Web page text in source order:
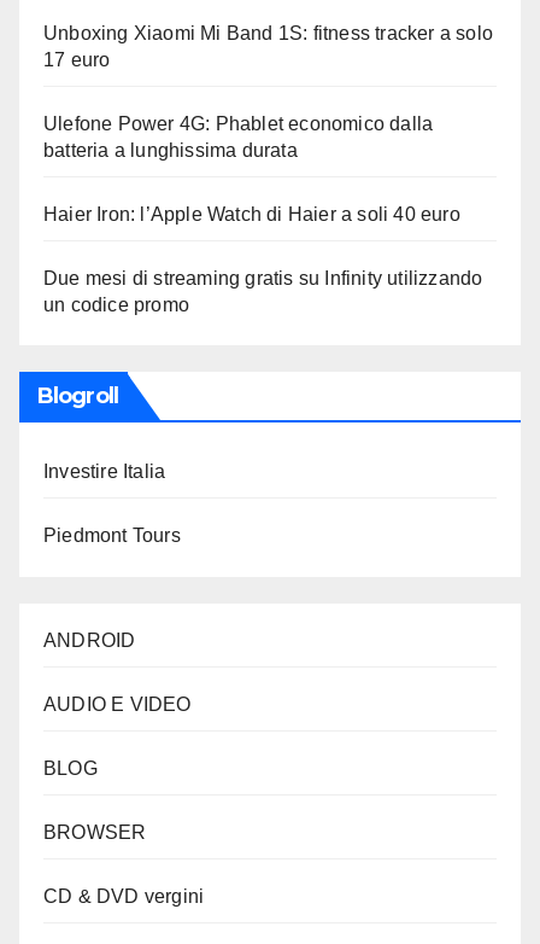
Unboxing Xiaomi Mi Band 1S: fitness tracker a solo
17 euro
Ulefone Power 4G: Phablet economico dalla
batteria a lunghissima durata
Haier Iron: l’Apple Watch di Haier a soli 40 euro
Due mesi di streaming gratis su Infinity utilizzando
un codice promo
Blogroll
Investire Italia
Piedmont Tours
ANDROID
AUDIO E VIDEO
BLOG
BROWSER
CD & DVD vergini